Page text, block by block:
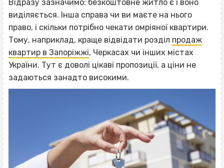
Відразу зазначимо: безкоштовне житло є і воно
виділяється. Інша справа чи ви маєте на нього
право, і скільки потрібно чекати омріяної квартири.
Тому, наприклад, краще відвідати розділ продаж
квартир в Запоріжжі, Черкасах чи інших містах
України. Тут є доволі цікаві пропозиції, а ціни не
задаються занадто високими.